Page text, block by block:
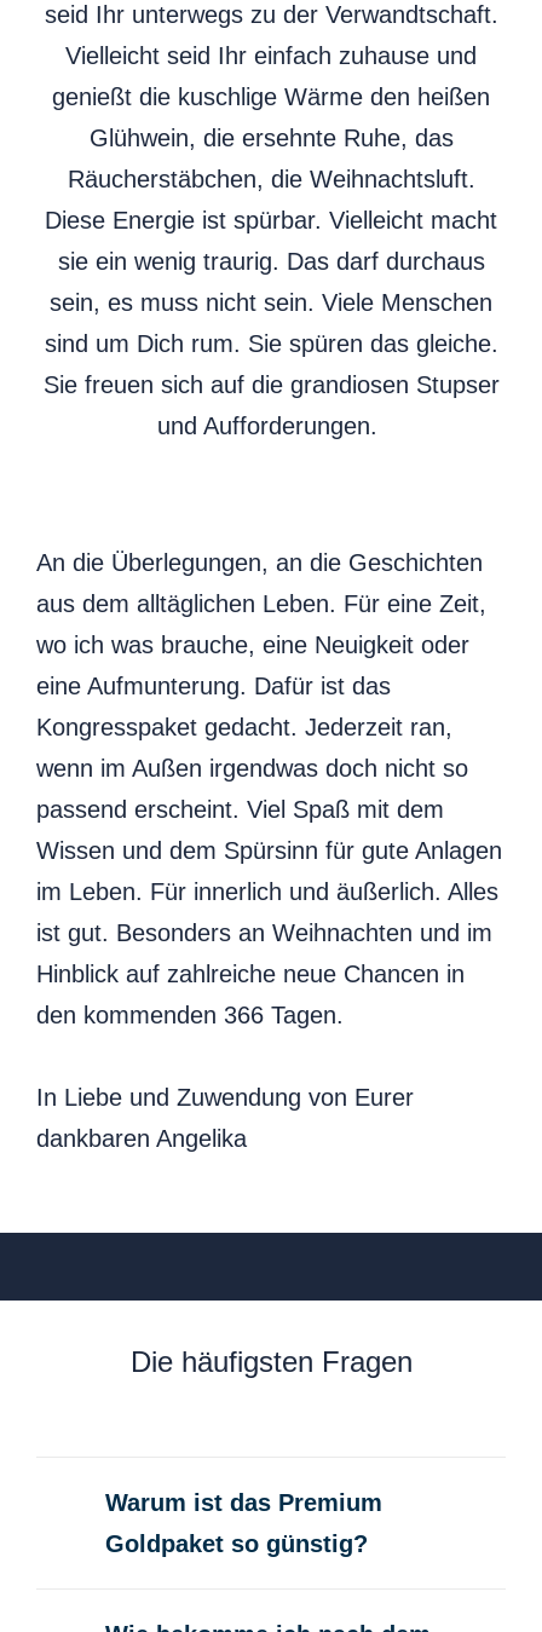
seid Ihr unterwegs zu der Verwandtschaft.
Vielleicht seid Ihr einfach zuhause und
genießt die kuschlige Wärme den heißen
Glühwein, die ersehnte Ruhe, das
Räucherstäbchen, die Weihnachtsluft.
Diese Energie ist spürbar. Vielleicht macht
sie ein wenig traurig. Das darf durchaus
sein, es muss nicht sein. Viele Menschen
sind um Dich rum. Sie spüren das gleiche.
Sie freuen sich auf die grandiosen Stupser
und Aufforderungen.
An die Überlegungen, an die Geschichten
aus dem alltäglichen Leben. Für eine Zeit,
wo ich was brauche, eine Neuigkeit oder
eine Aufmunterung. Dafür ist das
Kongresspaket gedacht. Jederzeit ran,
wenn im Außen irgendwas doch nicht so
passend erscheint. Viel Spaß mit dem
Wissen und dem Spürsinn für gute Anlagen
im Leben. Für innerlich und äußerlich. Alles
ist gut. Besonders an Weihnachten und im
Hinblick auf zahlreiche neue Chancen in
den kommenden 366 Tagen.
In Liebe und Zuwendung von Eurer
dankbaren Angelika
Die häufigsten Fragen
Warum ist das Premium
Goldpaket so günstig?